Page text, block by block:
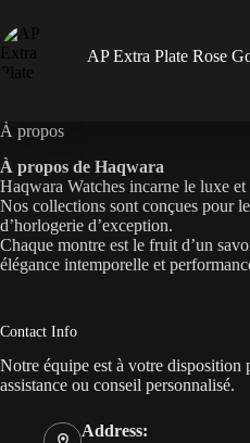
AP Extra Plate Rose
À propos
À propos de Haqwara
Haqwara Watches incarne le luxe
Nos collections sont conçues pour
d’horlogerie d’exception.
Chaque montre est le fruit d’un
élégance intemporelle et
Contact Info
Notre équipe est à votre disposition
assistance ou conseil personnalisé.
Address: